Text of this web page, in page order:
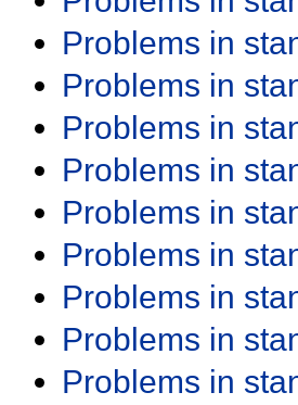
Problems in
Problems in
Problems in
Problems in
Problems in
Problems in
Problems in
Problems in
Problems in